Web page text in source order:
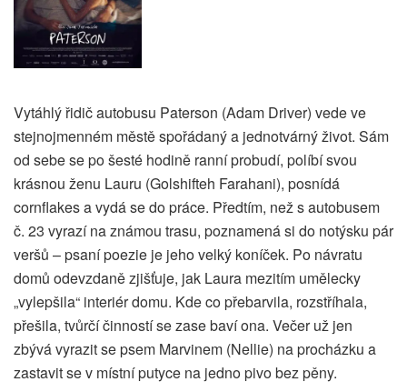
Vytáhlý řidič autobusu Paterson (Adam Driver) vede ve
stejnojmenném městě spořádaný a jednotvárný život. Sám
od sebe se po šesté hodině ranní probudí, políbí svou
krásnou ženu Lauru (Golshifteh Farahani), posnídá
cornflakes a vydá se do práce. Předtím, než s autobusem
č. 23 vyrazí na známou trasu, poznamená si do notýsku pár
veršů – psaní poezie je jeho velký koníček. Po návratu
domů odevzdaně zjišťuje, jak Laura mezitím umělecky
„vylepšila“ interiér domu. Kde co přebarvila, rozstříhala,
přešila, tvůrčí činností se zase baví ona. Večer už jen
zbývá vyrazit se psem Marvinem (Nellie) na procházku a
zastavit se v místní putyce na jedno pivo bez pěny.